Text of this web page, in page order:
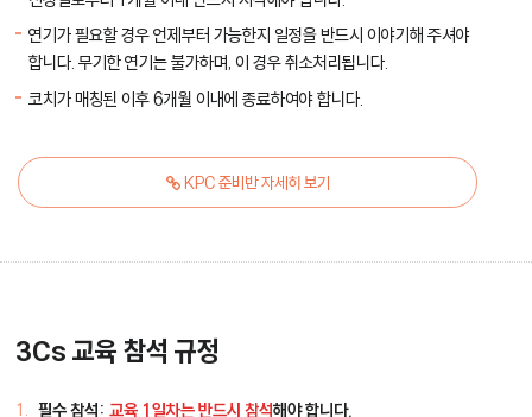
연기가 필요할 경우 언제부터 가능한지 일정을 반드시 이야기해 주셔야
합니다. 무기한 연기는 불가하며, 이 경우 취소처리됩니다.
코치가 매칭된 이후 6개월 이내에 종료하여야 합니다.
KPC 준비반 자세히 보기
3Cs 교육 참석 규정
필수 참석: 교육 1일차는 반드시 참석해야 합니다.